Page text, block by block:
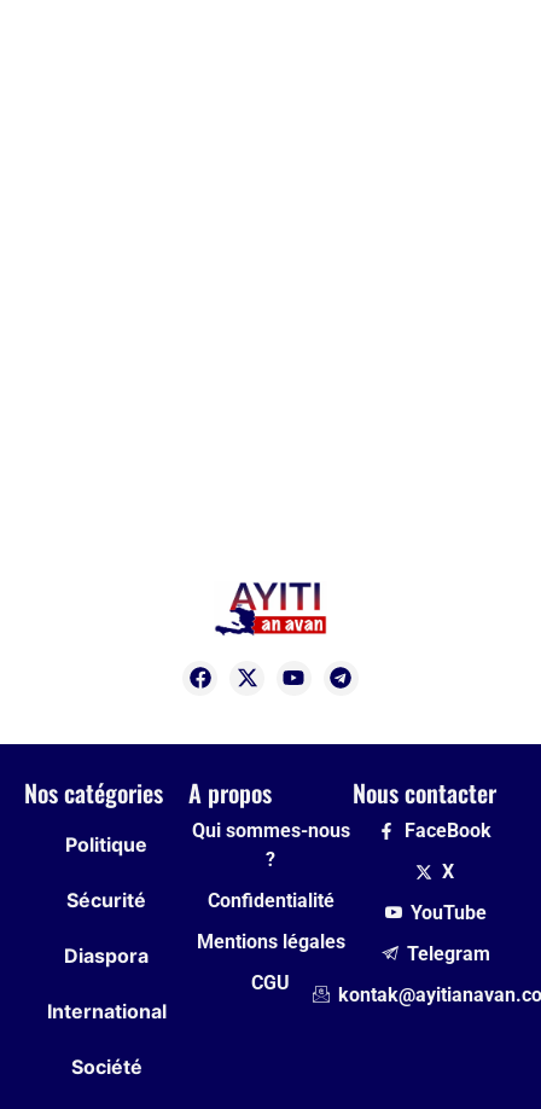
Nos catégories
Politique
Sécurité
Diaspora
International
Société
A propos
Qui sommes-nous
?
Confidentialité
Mentions légales
CGU
Nous contacter
FaceBook
X
YouTube
Telegram